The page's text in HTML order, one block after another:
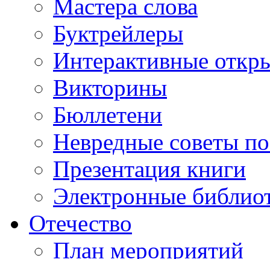
Мастера слова
Буктрейлеры
Интерактивные
Викторины
Бюллетени
Невредные советы
Презентация книги
Электронные
Отечество
План мероприятий